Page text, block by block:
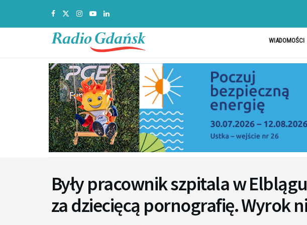
WIADOMOŚCI
Były pracownik szpitala w
za dziecięcą pornografię. Wyrok